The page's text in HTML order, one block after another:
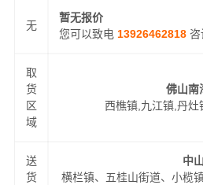
无
暂无报价
您可以致电 13926462818 咨
取
货
区
域
佛山南
西樵镇,九江镇,丹灶
送
货
中山
横栏镇、五桂山街道、小榄